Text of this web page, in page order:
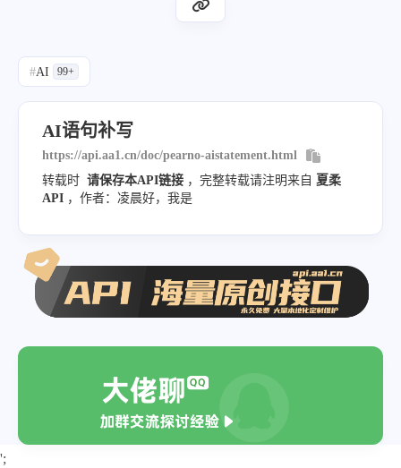
#AI 99+
AI语句补写
https://api.aa1.cn/doc/pearno-aistatement.html
转载时 请保存本API链接 ，完整转载请注明来自 夏柔
API ，作者：凌晨好，我是
';